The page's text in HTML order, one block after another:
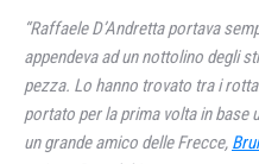
“Raffaele D’Andretta portava
appendeva ad un nottolino degli
pezza. Lo hanno trovato tra i
portato per la prima volta in base
un grande amico delle Frecce,